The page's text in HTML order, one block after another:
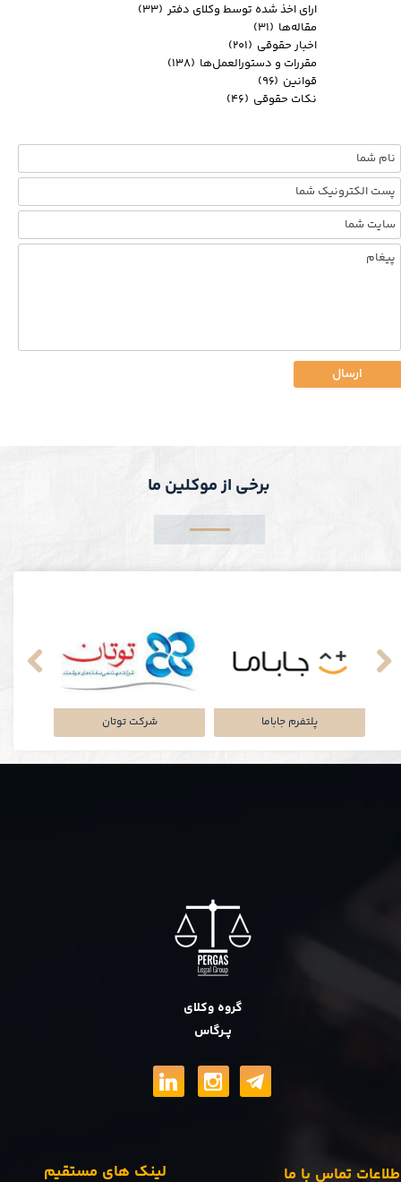
ارسال
ارای اخذ شده توسط وکلای دفتر (۳۳)
مقاله‌ها (۳۱)
اخبار حقوقی (۲۰۱)
مقررات و دستورالعمل‌ها (۱۳۸)
قوانین (۹۶)
نکات حقوقی (۴۶)
شرکت توتان پلتفرم جاباما
برخی از موکلین ما
گروه وکلای
پــرگاس
لینک های مستقیم تماس با ما